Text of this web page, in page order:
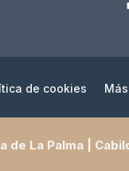
de cookies
de La Palma |